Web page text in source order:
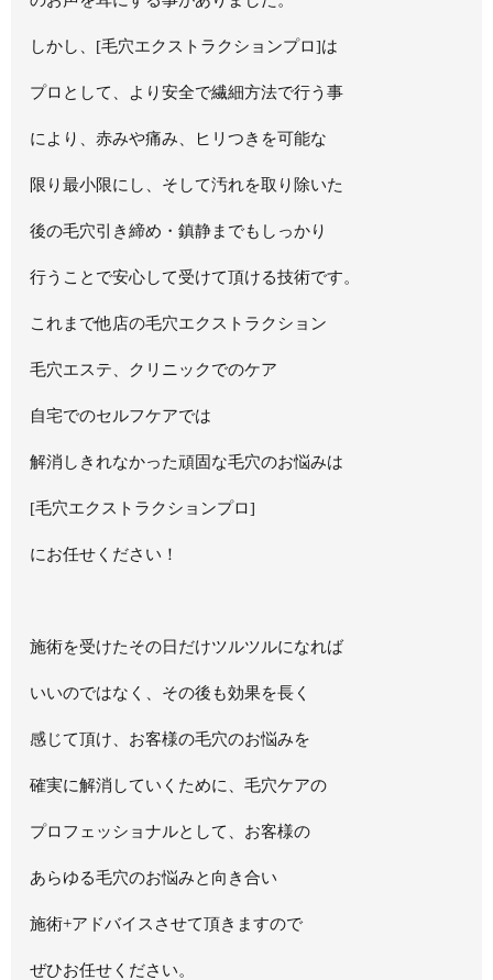
しかし、[毛穴エクストラクションプロ]は
プロとして、より安全で繊細方法で行う事
により、赤みや痛み、ヒリつきを可能な
限り最小限にし、そして汚れを取り除いた
後の毛穴引き締め・鎮静までもしっかり
行うことで安心して受けて頂ける技術です。
これまで他店の毛穴エクストラクション
毛穴エステ、クリニックでのケア
自宅でのセルフケアでは
解消しきれなかった頑固な毛穴のお悩みは
[毛穴エクストラクションプロ]
にお任せください！
施術を受けたその日だけツルツルになれば
いいのではなく、その後も効果を長く
感じて頂け、お客様の毛穴のお悩みを
確実に解消していくために、毛穴ケアの
プロフェッショナルとして、お客様の
あらゆる毛穴のお悩みと向き合い
施術+アドバイスさせて頂きますので
ぜひお任せください。